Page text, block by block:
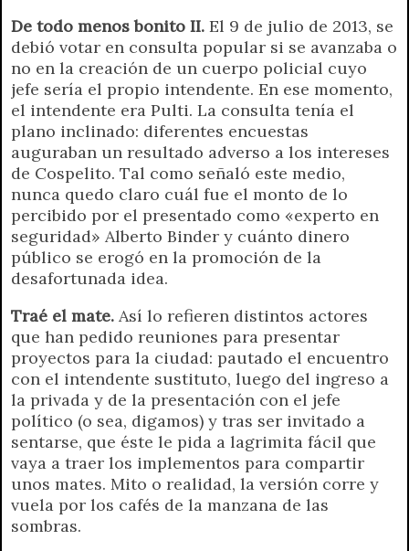
De todo menos bonito II. El 9 de julio de 2013, se
debió votar en consulta popular si se avanzaba o
no en la creación de un cuerpo policial cuyo
jefe sería el propio intendente. En ese momento,
el intendente era Pulti. La consulta tenía el
plano inclinado: diferentes encuestas
auguraban un resultado adverso a los intereses
de Cospelito. Tal como señaló este medio,
nunca quedo claro cuál fue el monto de lo
percibido por el presentado como «experto en
seguridad» Alberto Binder y cuánto dinero
público se erogó en la promoción de la
desafortunada idea.
Traé el mate. Así lo refieren distintos actores
que han pedido reuniones para presentar
proyectos para la ciudad: pautado el encuentro
con el intendente sustituto, luego del ingreso a
la privada y de la presentación con el jefe
político (o sea, digamos) y tras ser invitado a
sentarse, que éste le pida a lagrimita fácil que
vaya a traer los implementos para compartir
unos mates. Mito o realidad, la versión corre y
vuela por los cafés de la manzana de las
sombras.